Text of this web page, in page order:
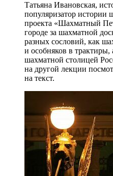
Татьяна Ивановская,
популяризатор истории
проекта «Шахматный
городе за шахматной
разных сословий, как
и особняков в
шахматной столицей
на другой лекции
на текст.